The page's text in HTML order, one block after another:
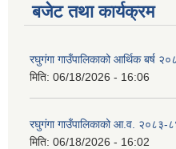
बजेट तथा कार्यक्रम
रघुगंगा गाउँपालिकाको आर्थिक बर्ष
मिति: 06/18/2026 - 16:06
रघुगंगा गाउँपालिकाको आ.व. २०८३-
मिति: 06/18/2026 - 16:02